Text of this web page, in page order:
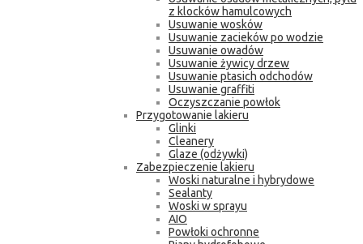
z klocków hamulcowych
Usuwanie wosków
Usuwanie zacieków po wodzie
Usuwanie owadów
Usuwanie żywicy drzew
Usuwanie ptasich odchodów
Usuwanie graffiti
Oczyszczanie powłok
Przygotowanie lakieru
Glinki
Cleanery
Glaze (odżywki)
Zabezpieczenie lakieru
Woski naturalne i hybrydowe
Sealanty
Woski w sprayu
AIO
Powłoki ochronne